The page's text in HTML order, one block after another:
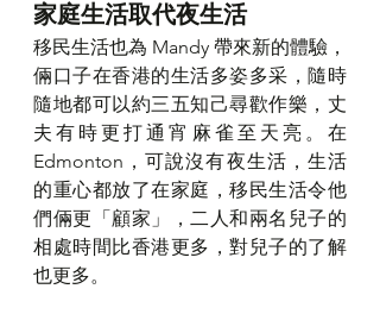
家庭生活取代夜生活
移民生活也為 Mandy 帶來新的體驗，
倆口子在香港的生活多姿多采，隨時
隨地都可以約三五知己尋歡作樂，丈
夫有時更打通宵麻雀至天亮。在
Edmonton，可說沒有夜生活，生活
的重心都放了在家庭，移民生活令他
們倆更「顧家」，二人和兩名兒子的
相處時間比香港更多，對兒子的了解
也更多。